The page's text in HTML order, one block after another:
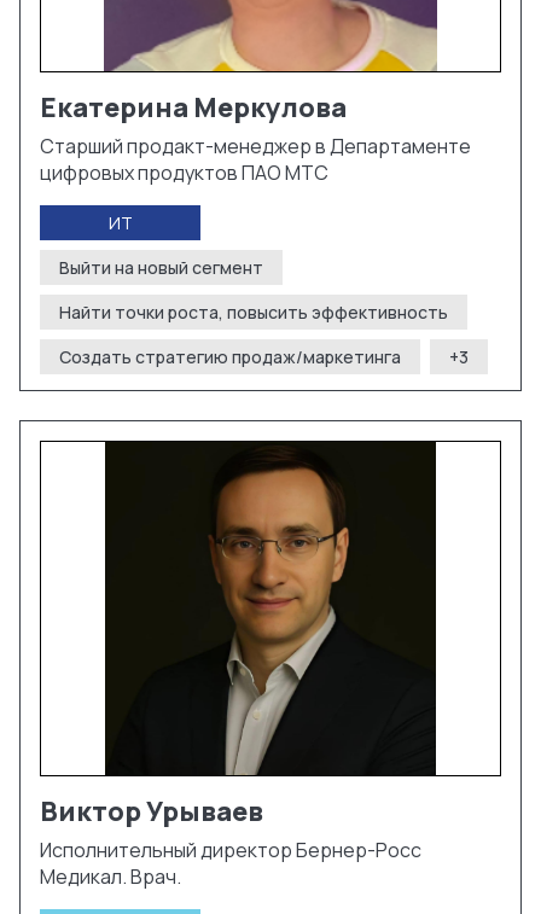
Екатерина Меркулова
Старший продакт-менеджер в Департаменте
цифровых продуктов ПАО МТС
ИТ
Выйти на новый сегмент
Найти точки роста, повысить эффективность
Создать стратегию продаж/маркетинга
+3
ВикторУрываев
Исполнительный директор Бернер-Росс
Медикал. Врач.